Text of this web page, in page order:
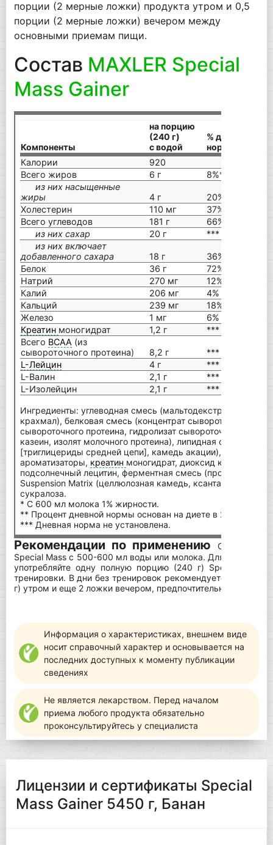
порции (2 мерные ложки) продукта утром и 0,5
порции (2 мерные ложки) вечером между
основными приемам пищи.
Состав MAXLER Special
Mass Gainer
Компоненты
на порцию
(240 г)
с водой
% дневной
нормы
Калории
920
Всего жиров
6 г 8%**
из них насыщенные
жиры
4 г 20%**
Холестерин
110 мг 37%
Всего углеводов
181 г 66%**
из них сахар
20 г ***
из них включает
добавленного сахара
18 г 36%
Белок
36 г 72%**
Натрий
270 мг 12%
Калий
206 мг 4%
Кальций
239 мг 18%
Железо
1 мг 6%
Креатин моногидрат 1,2 г ***
Всего ВСАА (из
сывороточного протеина)
8,2 г ***
L-Лейцин
4 г ***
L-Валин
2,1 г ***
L-Изолейцин
2,1 г ***
Ингредиенты: углеводная смесь (мальтодекстрин,
крахмал), белковая смесь (концентрат сывороточного
сывороточного протеина, гидролизат сывороточного
казеин, изолят молочного протеина), липидная смесь
[триглицериды средней цепи], камедь акации),
ароматизаторы, креатин моногидрат, диоксид кремния,
подсолнечный лецитин, ферментная смесь (протеаза,
Suspension Matrix (целлюлозная камедь, ксантановая
сукралоза.
* C 600 мл молока 1% жирности.
** Процент дневной нормы основан на диете в 2000
*** Дневная норма не установлена.
Рекомендации по применению
Смешайте
Special Mass с 500-600 мл воды или молока. Для
употребляйте одну полную порцию (240 г) Special Mass
тренировки. В дни без тренировок рекомендуется
г) утром и еще 2 ложки вечером, предпочтительно между
Информация о характеристиках, внешнем виде
носит справочный характер и основывается на
последних доступных к моменту публикации
сведениях
Не является лекарством. Перед началом
приема любого продукта обязательно
проконсультируйтесь у специалиста
Лицензии и сертификаты Special
Mass Gainer 5450 г, Банан